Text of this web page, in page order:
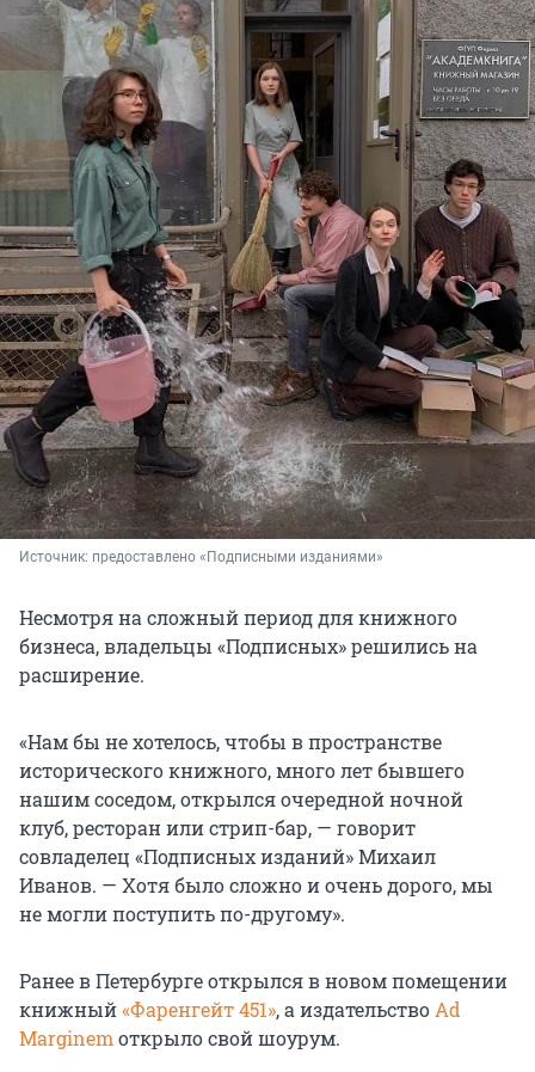
Источник: предоставлено «Подписными изданиями»
Несмотря на сложный период для книжного
бизнеса, владельцы «Подписных» решились на
расширение.
«Нам бы не хотелось, чтобы в пространстве
исторического книжного, много лет бывшего
нашим соседом, открылся очередной ночной
клуб, ресторан или стрип-бар, — говорит
совладелец «Подписных изданий» Михаил
Иванов. — Хотя было сложно и очень дорого, мы
не могли поступить по-другому».
Ранее в Петербурге открылся в новом помещении
книжный«Фаренгейт 451», а издательство Ad
Marginem открыло свой шоурум.